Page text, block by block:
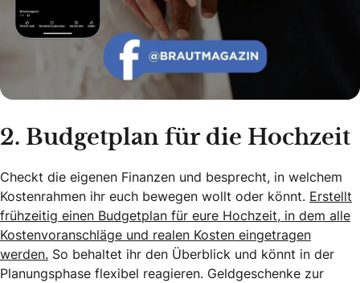
2. Budgetplan für die Hochzeit
Checkt die eigenen Finanzen und besprecht, in welchem
Kostenrahmen ihr euch bewegen wollt oder könnt. Erstellt
frühzeitig einen Budgetplan für eure Hochzeit, in dem alle
Kostenvoranschläge und realen Kosten eingetragen
werden. So behaltet ihr den Überblick und könnt in der
Planungsphase flexibel reagieren. Geldgeschenke zur